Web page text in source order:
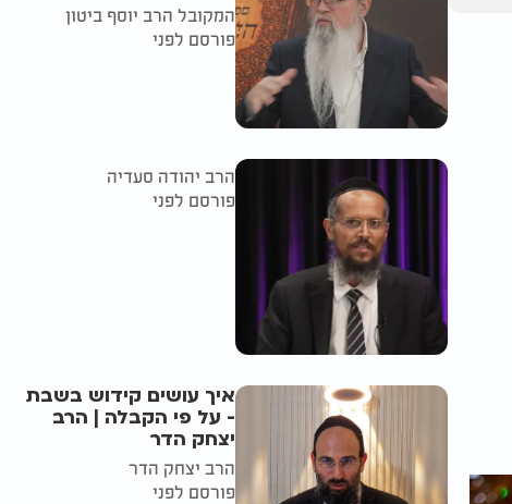
המקובל הרב יוסף ביטון
פורסם לפני
הרב יהודה סעדיה
פורסם לפני
איך עושים קידוש בשבת
- על פי הקבלה | הרב
יצחק הדר
הרב יצחק הדר
פורסם לפני